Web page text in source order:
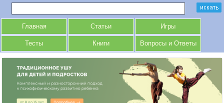
Главная Статьи Игры
Тесты Книги Вопросы и Ответы